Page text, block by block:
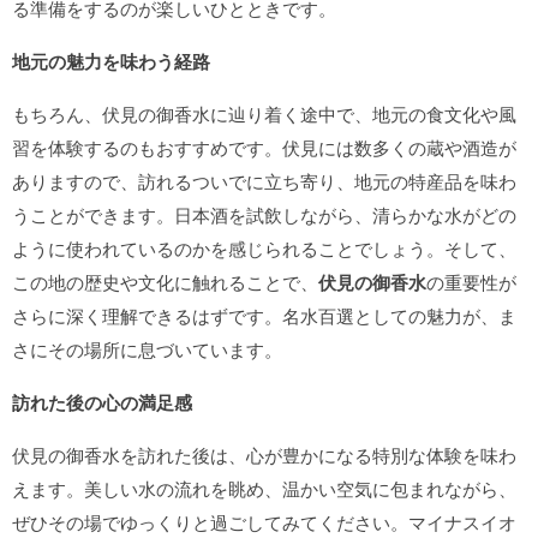
る準備をするのが楽しいひとときです。
地元の魅力を味わう経路
もちろん、伏見の御香水に辿り着く途中で、地元の食文化や風
習を体験するのもおすすめです。伏見には数多くの蔵や酒造が
ありますので、訪れるついでに立ち寄り、地元の特産品を味わ
うことができます。日本酒を試飲しながら、清らかな水がどの
ように使われているのかを感じられることでしょう。そして、
この地の歴史や文化に触れることで、 伏見の御香水の重要性が
さらに深く理解できるはずです。名水百選としての魅力が、ま
さにその場所に息づいています。
訪れた後の心の満足感
伏見の御香水を訪れた後は、心が豊かになる特別な体験を味わ
えます。美しい水の流れを眺め、温かい空気に包まれながら、
ぜひその場でゆっくりと過ごしてみてください。マイナスイオ